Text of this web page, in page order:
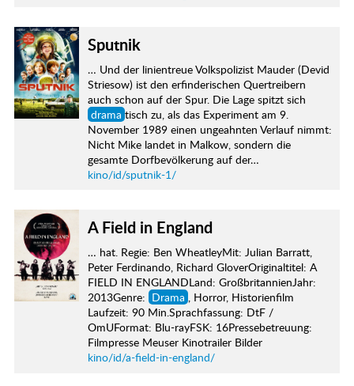
Sputnik
… Und der linientreue Volkspolizist Mauder (Devid
Striesow) ist den erfinderischen Quertreibern
auch schon auf der Spur. Die Lage spitzt sich
drama tisch zu, als das Experiment am 9.
November 1989 einen ungeahnten Verlauf nimmt:
Nicht Mike landet in Malkow, sondern die
gesamte Dorfbevölkerung auf der…
kino/id/sputnik-1/
A Field in England
… hat. Regie: Ben WheatleyMit: Julian Barratt,
Peter Ferdinando, Richard GloverOriginaltitel: A
FIELD IN ENGLANDLand: GroßbritannienJahr:
2013Genre: Drama , Horror, Historienfilm
Laufzeit: 90 Min.Sprachfassung: DtF /
OmUFormat: Blu-rayFSK: 16Pressebetreuung:
Filmpresse Meuser Kinotrailer Bilder
kino/id/a-field-in-england/